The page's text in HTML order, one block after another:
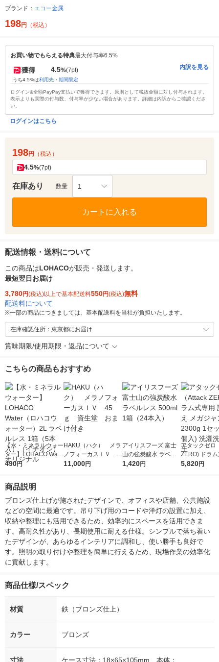
ブランド： エコー金属
198円 （税込）
お買い物でもらえる特典最大付与率6.5%
獲得 4.5%(7pt)
うち4.5%は利用先・期間限定
内訳を見る
ログイン&全額PayPay支払いで獲得できます。原則として税抜金額に対し付与されます。
表示よりも実際の付与数、付与率が少ない場合があります。詳細は内訳からご確認くださ
い。
ログインはこちら
198円 （税込）
4.5%(7pt)
在庫あり 数量 1
カートに入れる
配送情報・送料について
この商品はLOHACOが販売・発送します。
最短翌日お届け
3,780円(税込)以上で基本配送料550円(税込)無料
配送料について
※一部の商品につきましては、基本配送料を当社が負担いたします。
在庫確認住所：東京都にお届け
賞味期限/使用期限・返品について
こちらの商品もおすすめ
【水・ミネラルウォー
ター】LOHACO Wate
r（ロハコウォータ
シ） オリジナル
490円
HAKU（ハク） メラ
ノフォーカスＩＶ 4
5ｇ 資生堂 おまけ
11,000円
アイリスフーズ 富士
山の強炭酸水 ラベル
レス 500ml 1箱（24
1,420円
アタックゼロ
ZERO) ドラ
詰め替え メガ
5,820円
商品説明
ブロンズ仕上げが施されたデザインで、オフィスや店舗、公共施設
などの空間に最適です。吊り下げ用のコードや洋灯の設置に加え、
収納や整理にも活用できるため、効率的にスペースを活用できま
す。高耐久性があり、長期使用に耐える仕様。シンプルで落ち着い
たデザインが、あらゆるインテリアに調和し、使い勝手も良好で
す。照明の取り付けや整理を簡単に行えるため、現場作業の効率化
に貢献します。
商品仕様/スペック
材質 鉄（ブロンズ仕上）
カラー ブロンズ
寸法 ケース寸法：18×65×105mm 本体：